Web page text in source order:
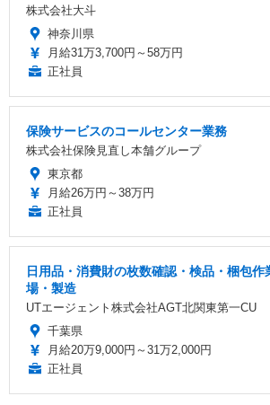
株式会社大斗
神奈川県
月給31万3,700円～58万円
正社員
保険サービスのコールセンター業務
株式会社保険見直し本舗グループ
東京都
月給26万円～38万円
正社員
日用品・消費財の枚数確認・検品・梱包
場・製造
UTエージェント株式会社AGT北関東第一CU
千葉県
月給20万9,000円～31万2,000円
正社員